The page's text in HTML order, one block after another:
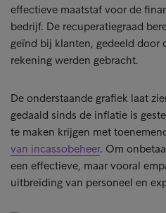
effectieve maatstaf voor de
bedrijf. De recuperatiegraad
geïnd bij klanten, gedeeld door
rekening werden gebracht.
De onderstaande grafiek laat
gedaald sinds de inflatie is
te maken krijgen met
van incassobeheer. Om
een effectieve, maar vooral
uitbreiding van personeel en